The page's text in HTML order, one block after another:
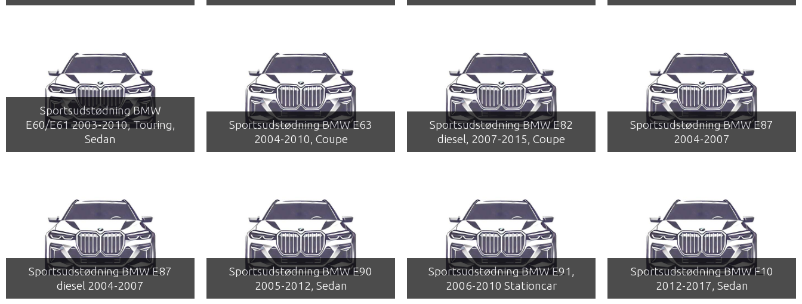
Sportsudstødning BMW
E60/E61 2003-2010, Touring,
Sedan
Sportsudstødning BMW E63
2004-2010, Coupe
Sportsudstødning BMW E82
diesel, 2007-2015, Coupe
Sportsudstødning BMW E87
2004-2007
Sportsudstødning BMW E87
diesel 2004-2007
Sportsudstødning BMW E90
2005-2012, Sedan
Sportsudstødning BMW E91,
2006-2010 Stationcar
Sportsudstødning BMW F10
2012-2017, Sedan